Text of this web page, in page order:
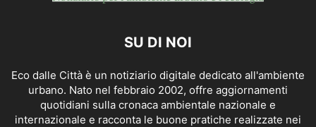
SU DI NOI
Eco dalle Città è un notiziario digitale dedicato all'ambiente
urbano. Nato nel febbraio 2002, offre aggiornamenti
quotidiani sulla cronaca ambientale nazionale e
internazionale e racconta le buone pratiche realizzate nei